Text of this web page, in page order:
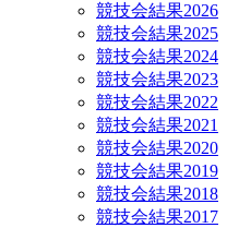
競技会結果2026
競技会結果2025
競技会結果2024
競技会結果2023
競技会結果2022
競技会結果2021
競技会結果2020
競技会結果2019
競技会結果2018
競技会結果2017